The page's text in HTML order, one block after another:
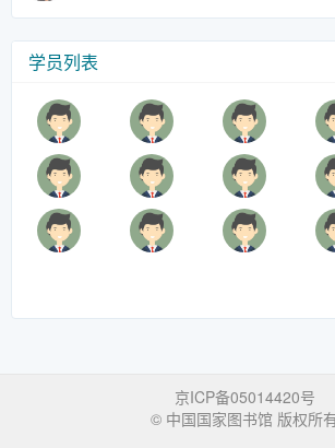
学员列表
京ICP备05014420号
© 中国国家图书馆 版权所